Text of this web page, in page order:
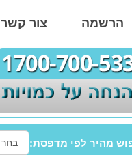
הרשמה צור קשר
מהיר לפי מדפסת: